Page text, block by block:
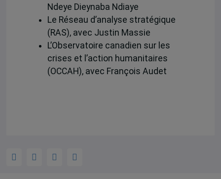
Ndeye Dieynaba Ndiaye
Le Réseau d’analyse stratégique
(RAS), avec Justin Massie
L’Observatoire canadien sur les
crises et l’action humanitaires
(OCCAH), avec François Audet